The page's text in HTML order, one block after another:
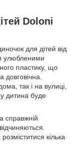
Doloni
для дітей від
улюбленими
пластику, що
довговічна.
так і на вулиці,
дитина буде
справжній
кілька